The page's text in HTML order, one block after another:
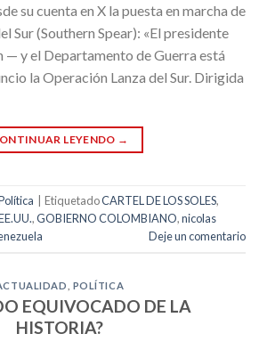
su cuenta en X la puesta en marcha de
Sur (Southern Spear): «El presidente
— y el Departamento de Guerra está
la Operación Lanza del Sur. Dirigida
LEYENDO →
EtiquetadoCARTEL DE LOS SOLES,
,GOBIERNO COLOMBIANO,nicolas
Deje un comentario
POLÍTICA
EQUIVOCADO DE LA
HISTORIA?